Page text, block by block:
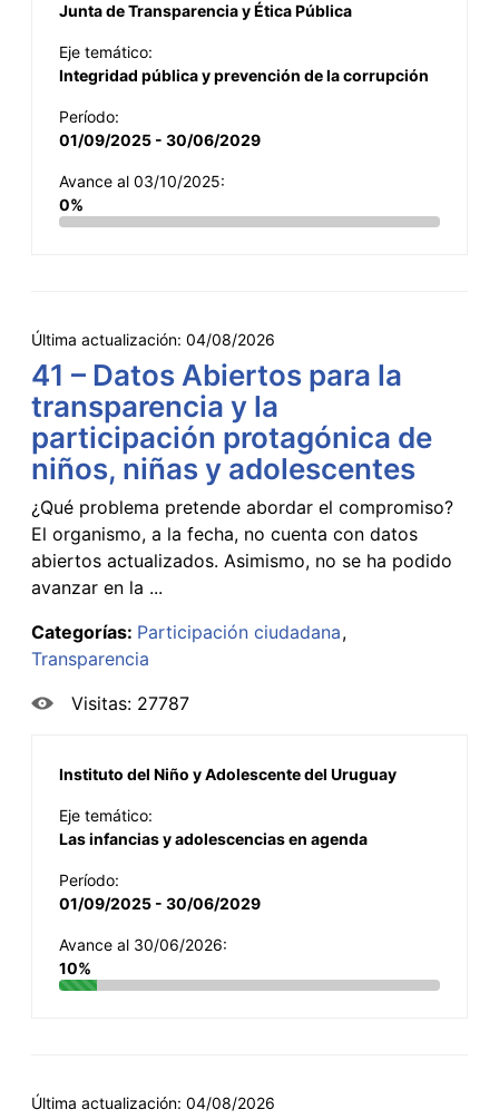
Junta de Transparencia y Ética Pública
Eje temático:
Integridad pública y prevención de la corrupción
Período:
01/09/2025 - 30/06/2029
Avance al 03/10/2025:
0%
Última actualización: 04/08/2026
41 – Datos Abiertos para la
transparencia y la
participación protagónica de
niños, niñas y adolescentes
¿Qué problema pretende abordar el compromiso?
El organismo, a la fecha, no cuenta con datos
abiertos actualizados. Asimismo, no se ha podido
avanzar en la ...
Categorías: Participación ciudadana
Transparencia
Visitas: 27787
Instituto del Niño y Adolescente del Uruguay
Eje temático:
Las infancias y adolescencias en agenda
Período:
01/09/2025 - 30/06/2029
Avance al 30/06/2026:
10%
Última actualización: 04/08/2026